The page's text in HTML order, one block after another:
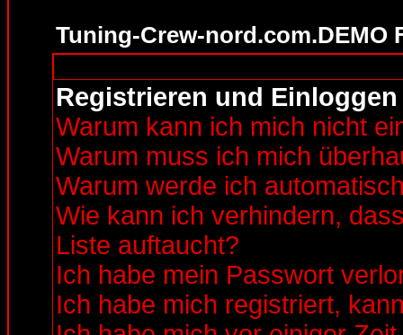
Tuning-Crew-nord.com.DEMO
Registrieren und Einloggen
Warum kann ich mich nicht
Warum muss ich mich
Warum werde ich
Wie kann ich verhindern,
Liste auftaucht?
Ich habe mein Passwort
Ich habe mich registriert,